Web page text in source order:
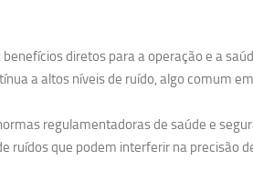
diretos para a operação e a
a altos níveis de ruído, algo comum
regulamentadoras de saúde e
ruídos que podem interferir na precisão